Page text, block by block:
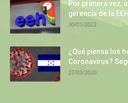
Por primera vez,
gerencia de la EEH
30/01/2022
¿Qué piensa los
Coronavirus?
27/03/2020